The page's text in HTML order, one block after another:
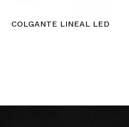
COLGANTE LINEAL LED